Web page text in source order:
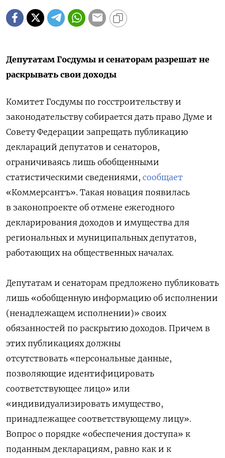
Депутатам Госдумы и сенаторам разрешат не
раскрывать свои доходы
Комитет Госдумы по госстроительству и
законодательству собирается дать право Думе и
Совету Федерации запрещать публикацию
деклараций депутатов и сенаторов,
ограничиваясь лишь обобщенными
статистическими сведениями, сообщает
«Коммерсантъ». Такая новация появилась
в законопроекте об отмене ежегодного
декларирования доходов и имущества для
региональных и муниципальных депутатов,
работающих на общественных началах.
Депутатам и сенаторам предложено публиковать
лишь «обобщенную информацию об исполнении
(ненадлежащем исполнении)» своих
обязанностей по раскрытию доходов. Причем в
этих публикациях должны
отсутствовать «персональные данные,
позволяющие идентифицировать
соответствующее лицо» или
«индивидуализировать имущество,
принадлежащее соответствующему лицу».
Вопрос о порядке «обеспечения доступа» к
поданным декларациям, равно как и к